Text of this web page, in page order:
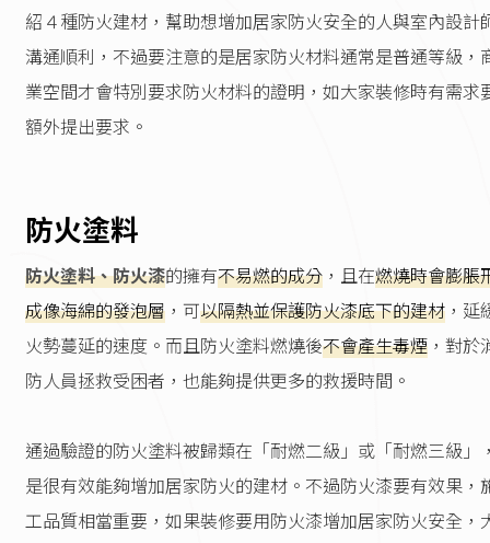
紹４種防火建材，幫助想增加居家防火安全的人與室內設計
溝通順利，不過要注意的是居家防火材料通常是普通等級，
業空間才會特別要求防火材料的證明，如大家裝修時有需求
額外提出要求。
防火塗料
防火塗料、防火漆的擁有不易燃的成分 ，且在燃燒時會膨脹
成像海綿的發泡層 ，可以隔熱並保護防火漆底下的建材 ，延
火勢蔓延的速度。而且防火塗料燃燒後不會產生毒煙 ，對於
防人員拯救受困者，也能夠提供更多的救援時間。
通過驗證的防火塗料被歸類在「耐燃二級」或「耐燃三級」
是很有效能夠增加居家防火的建材。不過防火漆要有效果，
工品質相當重要，如果裝修要用防火漆增加居家防火安全，